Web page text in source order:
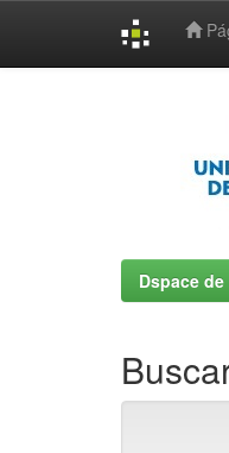
Dspace